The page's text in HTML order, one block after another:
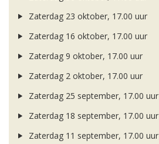
Zaterdag 23 oktober, 17.00 uur
Zaterdag 16 oktober, 17.00 uur
Zaterdag 9 oktober, 17.00 uur
Zaterdag 2 oktober, 17.00 uur
Zaterdag 25 september, 17.00 uur
Zaterdag 18 september, 17.00 uur
Zaterdag 11 september, 17.00 uur